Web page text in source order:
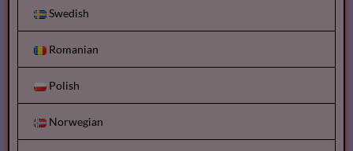
Swedish
Romanian
Polish
Norwegian